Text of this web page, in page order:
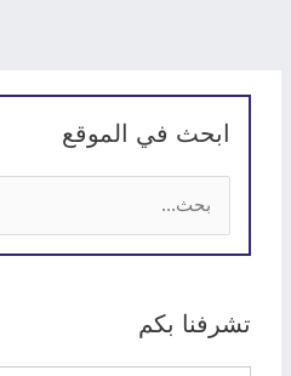
ابحث في الموقع
ح
تشرفنا بكم